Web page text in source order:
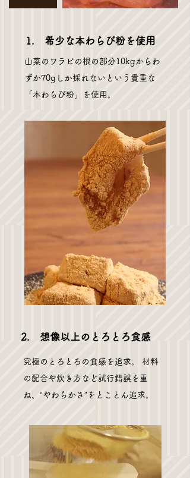
1. 希少な本わらび粉を使用
山菜のワラビの根の部分10kgからわ
ずか70gしか採れないという貴重な
「本わらび粉」を使用。
2. 想像以上のとろとろ食感
究極のとろとろの食感を追求。 材料
の配合や炊き方など試行錯誤を重
ね、“やわらかさ”をとことん追求。